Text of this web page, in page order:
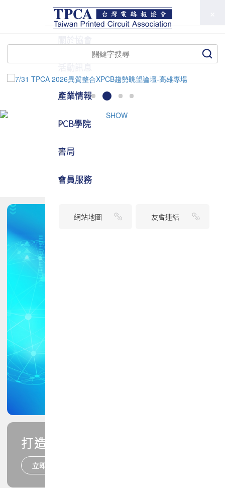
打造您的PCB專業技能
立即報名
TPCA
活動訊息
產業情報
PCB學院
書局
會員服務
網站地圖 友會連結